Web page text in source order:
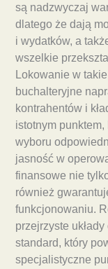
są nadzwyczaj
dlatego że dają
i wydatków, a
wszelkie
Lokowanie w
buchalteryjne
kontrahentów i
istotnym
wyboru
jasność w
finansowe nie
również
funkcjonowaniu.
przejrzyste
standard, który
specjalistyczne